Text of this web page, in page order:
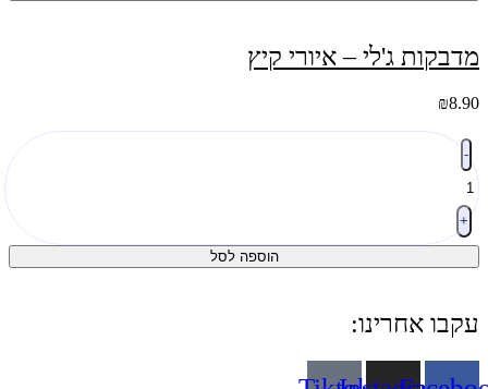
עירית
מדבקות ג'לי – איורי קיץ
₪8.90
כמות
של
מדבקות
ג'לי
–
איורי
-
+
הוספה לסל
עקבו אחרינו: